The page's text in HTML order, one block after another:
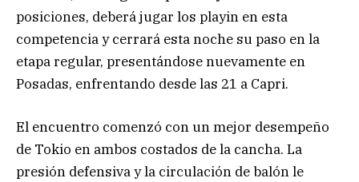
posiciones, deberá jugar los playin en esta
competencia y cerrará esta noche su paso en la
etapa regular, presentándose nuevamente en
Posadas, enfrentando desde las 21 a Capri.
El encuentro comenzó con un mejor desempeño
de Tokio en ambos costados de la cancha. La
presión defensiva y la circulación de balón le